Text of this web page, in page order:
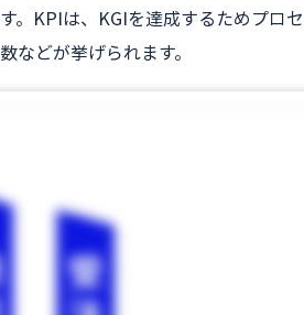
。KPIは、KGIを達成するためプロ
などが挙げられます。